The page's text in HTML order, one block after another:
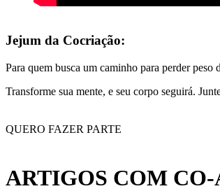
Jejum da Cocriação:
Para quem busca um caminho para perder
Transforme sua mente, e seu corpo seguirá.
QUERO FAZER PARTE
ARTIGOS COM